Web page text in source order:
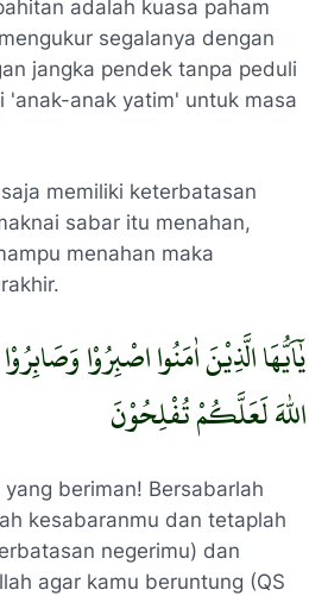
adalah kuasa paham
segalanya dengan
jangka pendek tanpa peduli
'anak-anak yatim' untuk masa
memiliki keterbatasan
sabar itu menahan,
menahan maka
يٰٓاَيُّهَا الَّذِيْنَ اٰمَنُوا اصْبِرُوْا
اللّٰهَ لَعَلَّكُمْ تُفْلِحُوْنَ
beriman! Bersabarlah
kesabaranmu dan tetaplah
negerimu) dan
agar kamu beruntung (QS